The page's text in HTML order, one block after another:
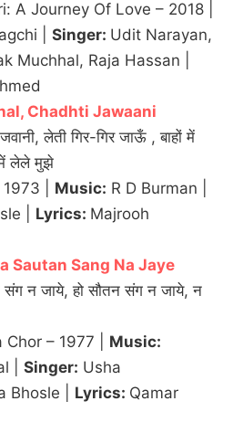
A Journey Of Love – 2018 |
| Singer: Udit Narayan,
Muchhal, Raja Hassan |
Chadhti Jawaani
लेती गिर-गिर जाऊँ , बाहों में
लेले मुझे
| Music: R D Burman |
| Lyrics: Majrooh
Sautan Sang Na Jaye
संग न जाये, हो सौतन संग न जाये, न
Chor – 1977 | Music:
| Singer: Usha
Bhosle | Lyrics: Qamar